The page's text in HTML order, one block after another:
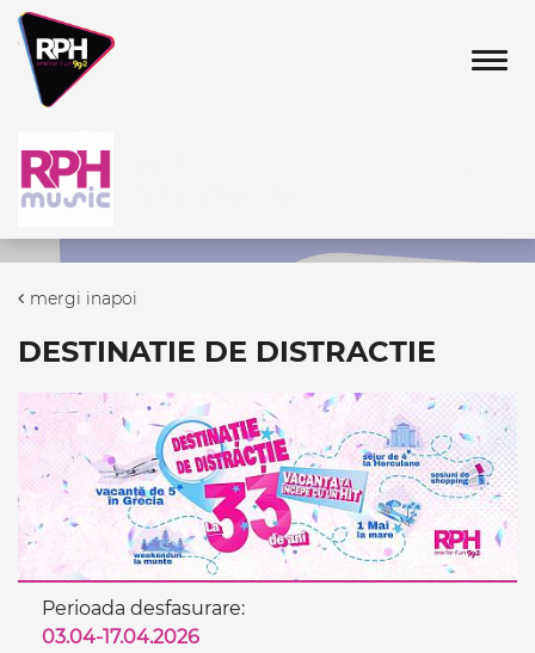
DESTINATIE DE DISTRACTIE
mergi inapoi
Perioada desfasurare:
03.04-17.04.2026